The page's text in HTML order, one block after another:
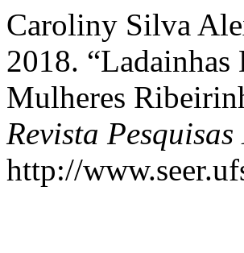
Caroliny Silva
2018. “Ladainhas
Mulheres
Revista
http://